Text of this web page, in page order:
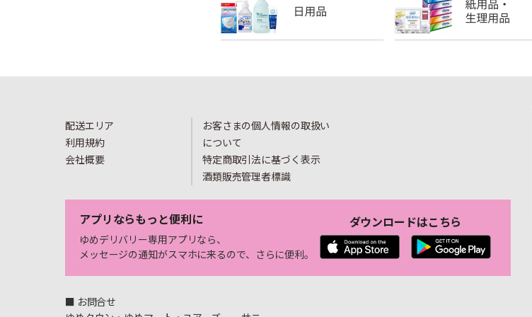
配送エリア
利用規約
会社概要
お客さまの個人情報の取扱い
について
特定商取引法に基づく表示
酒類販売管理者標識
アプリならもっと便利に
ゆめデリバリー専用アプリなら、
メッセージの通知がスマホに来るので、さらに便利。
ダウンロードはこちら
■ お問合せ